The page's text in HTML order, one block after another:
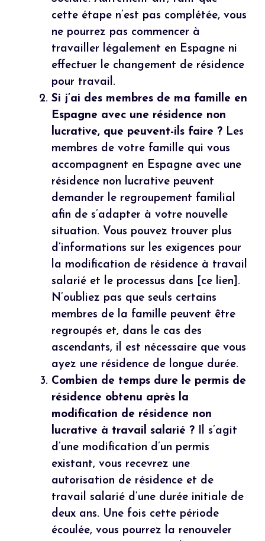
cette étape n’est pas complétée, vous
ne pourrez pas commencer à
travailler légalement en Espagne ni
effectuer le changement de résidence
pour travail.
Si j’ai des membres de ma famille en
Espagne avec une résidence non
lucrative, que peuvent-ils faire ? Les
membres de votre famille qui vous
accompagnent en Espagne avec une
résidence non lucrative peuvent
demander le regroupement familial
afin de s’adapter à votre nouvelle
situation. Vous pouvez trouver plus
d’informations sur les exigences pour
la modification de résidence à travail
salarié et le processus dans [ce lien].
N’oubliez pas que seuls certains
membres de la famille peuvent être
regroupés et, dans le cas des
ascendants, il est nécessaire que vous
ayez une résidence de longue durée.
Combien de temps dure le permis de
résidence obtenu après la
modification de résidence non
lucrative à travail salarié ? Il s’agit
d’une modification d’un permis
existant, vous recevrez une
autorisation de résidence et de
travail salarié d’une durée initiale de
deux ans. Une fois cette période
écoulée, vous pourrez la renouveler